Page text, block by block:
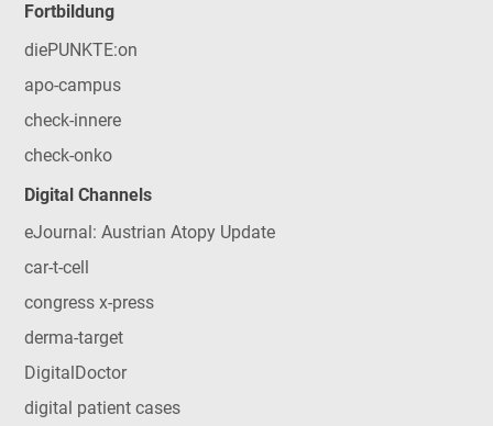
Fortbildung
diePUNKTE:on
apo-campus
check-innere
check-onko
Digital Channels
eJournal: Austrian Atopy Update
car-t-cell
congress x-press
derma-target
DigitalDoctor
digital patient cases